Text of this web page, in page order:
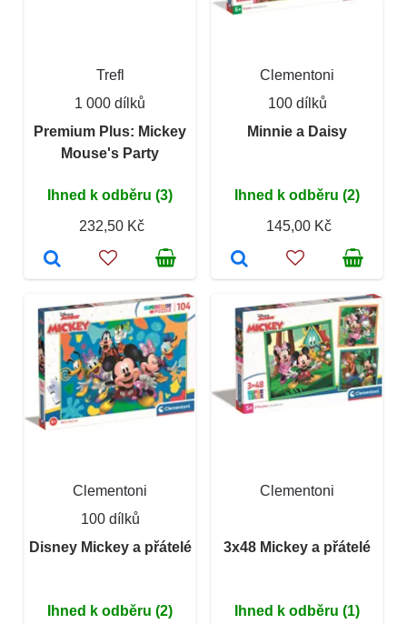
Trefl
1 000 dílků
Premium Plus: Mickey
Mouse's Party
Ihned k odběru (3)
232,50 Kč
Clementoni
100 dílků
Minnie a Daisy
Ihned k odběru (2)
145,00 Kč
Clementoni
100 dílků
Disney Mickey a přátelé
Ihned k odběru (2)
Clementoni
3x48 Mickey a přátelé
Ihned k odběru (1)